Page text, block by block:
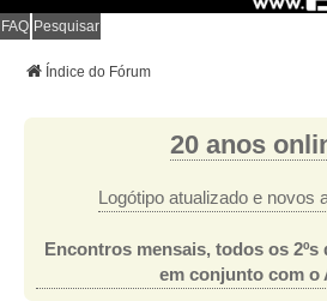
FAQ Pesquisar
Índice do Fórum
20 anos
Logótipo atualizado e novos
Encontros mensais, todos os
em conjunto com o